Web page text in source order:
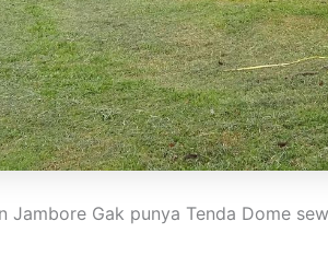
Jambore Gak punya Tenda Dome